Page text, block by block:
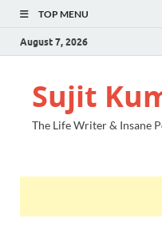
TOP MENU
August 7, 2026
Sujit
The Life Writer & Insane